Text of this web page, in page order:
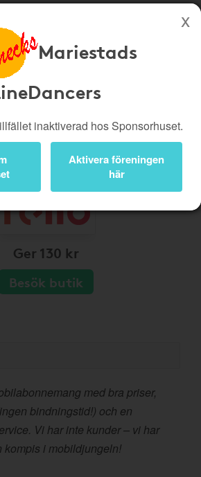
sida stöttar Mariestads LineDancers
Logga in
Mariestads
inaktiverad hos Sponsorhuset.
Aktivera föreningen
här
Ger 130 kr
Besök butik
med bra priser,
bindningstid!) och en
Vi har inte kunder – vi har
kompis i mobildjungeln!